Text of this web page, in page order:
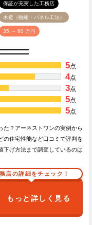
保証が充実した工務店
木造（軸組・パネル工法）
35 ～ 60 万円
5点
4点
3点
5点
5点
た？アーネストワンの実例から
の住宅性能など口コミで評判を
下げ方法まで調査しているのは
店の詳細をチェック！
もっと詳しく見る